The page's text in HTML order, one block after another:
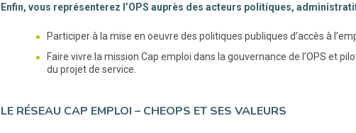
Enfin, vous représenterez l’OPS auprès des acteurs politiques,
Participer à la mise en oeuvre des politiques publiques d’accès à
Faire vivre la mission Cap emploi dans la gouvernance de l’OPS et
du projet de service.
LE RÉSEAU CAP EMPLOI – CHEOPS ET SES VALEURS